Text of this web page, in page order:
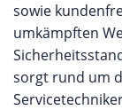
sowie
umkämpften
sorgt rund um